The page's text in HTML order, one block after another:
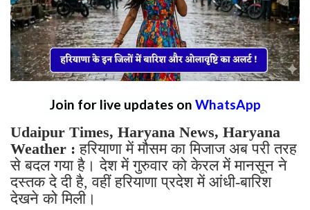
Join for live updates on WhatsApp
Udaipur Times, Haryana News, Haryana
Weather : हरियाणा में मौसम का मिजाज अब परी तरह
से बदल गया है। देश में गुरुवार को केरल में मानसून ने
दस्तक दे दी है, वहीं हरियाणा प्रदेश में आंधी-बारिश
देखने को मिली।